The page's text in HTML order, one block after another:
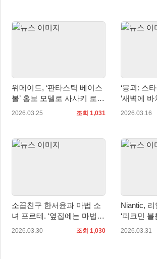
위메이드, ‘판타스틱 베이스
볼’ 홍보 모델로 사사키 로키
선수 선정
2026.03.25 조회 1,031
‘붕괴: 스
‘새벽에 바
업데이트
2026.03.16
소꿉친구 한서윤과 마법 소
녀 포르테. ‘옆집에는 마법소
녀/소꿉친구가 산다’ 펀딩 성
2026.03.30 조회 1,030
Niantic,
‘피크민
이벤트 개최
2026.03.31